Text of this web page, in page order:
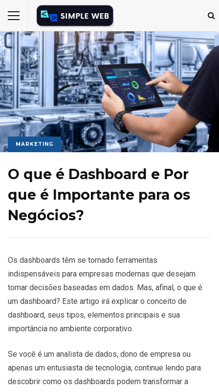
MARKETING
O que é Dashboard e Por
que é Importante para os
Negócios?
Os dashboards têm se tornado ferramentas
indispensáveis para empresas modernas que desejam
tomar decisões baseadas em dados. Mas, afinal, o que é
um dashboard? Este artigo irá explicar o conceito de
dashboard, seus tipos, elementos principais e sua
importância no ambiente corporativo.
Se você é um analista de dados, dono de empresa ou
apenas um entusiasta de tecnologia, continue lendo para
descobrir como os dashboards podem transformar a